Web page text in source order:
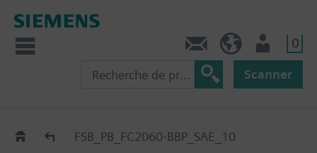
0
Scanner
CatalogueFSB_PB_FC2060-BBP_SAE_10